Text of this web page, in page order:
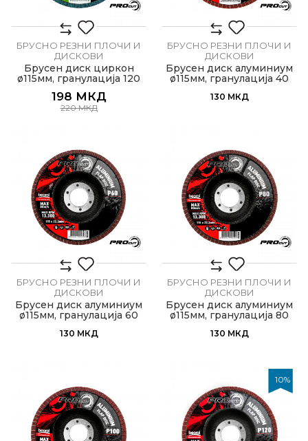
БРУСНО РЕЗНИ ПЛОЧИ И
ДИСКОВИ
Брусен диск циркон
ø115мм, гранулација 120
198 МКД
220МКД
БРУСНО РЕЗНИ ПЛОЧИ И
ДИСКОВИ
Брусен диск алуминиум
ø115мм, гранулација 40
130 МКД
БРУСНО РЕЗНИ ПЛОЧИ И
ДИСКОВИ
Брусен диск алуминиум
ø115мм, гранулација 60
130 МКД
БРУСНО РЕЗНИ ПЛОЧИ И
ДИСКОВИ
Брусен диск алуминиум
ø115мм, гранулација 80
130 МКД
10%